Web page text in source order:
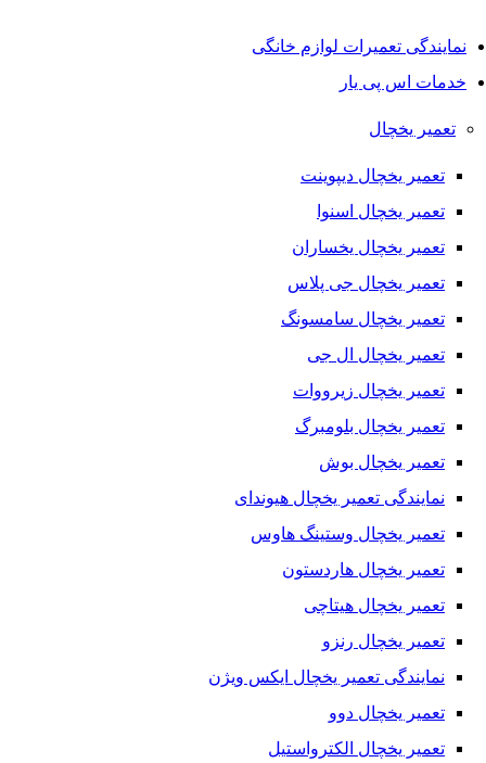
نمایندگی تعمیرات لوازم خانگی
خدمات اس پی یار
تعمیر یخچال
تعمیر یخچال دیپوینت
تعمیر یخچال اسنوا
تعمیر یخچال یخساران
تعمیر یخچال جی پلاس
تعمیر یخچال سامسونگ
تعمیر یخچال ال جی
تعمیر یخچال زیرووات
تعمیر یخچال بلومبرگ
تعمیر یخچال بوش
نمایندگی تعمیر یخچال هیوندای
تعمیر یخچال وستینگ هاوس
تعمیر یخچال هاردستون
تعمیر یخچال هیتاچی
تعمیر یخچال رنزو
نمایندگی تعمیر یخچال ایکس ویژن
تعمیر یخچال دوو
تعمیر یخچال الکترواستیل